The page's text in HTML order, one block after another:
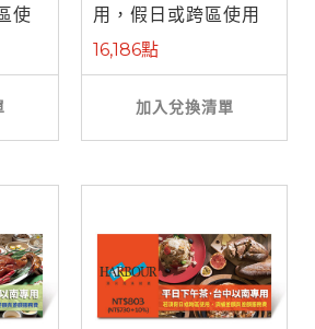
使
用，假日或跨區使用
需補差額)
16,186點
加入兌換清單